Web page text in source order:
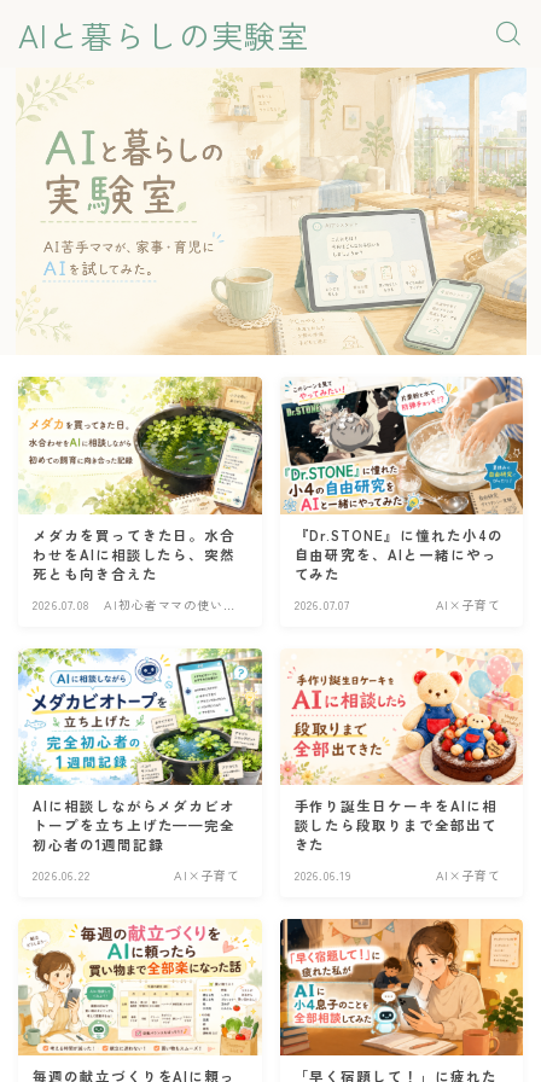
AIと暮らしの実験室
メダカを買ってきた日。水合
わせをAIに相談したら、突然
死とも向き合えた
2026.07.08
AI初心者ママの使い方
『Dr.STONE』に憧れた小4の
自由研究を、AIと一緒にやっ
てみた
2026.07.07 AI×子育て
AIに相談しながらメダカビオ
トープを立ち上げた——完全
初心者の1週間記録
2026.06.22 AI×子育て
手作り誕生日ケーキをAIに相
談したら段取りまで全部出て
きた
2026.06.19 AI×子育て
毎週の献立づくりをAIに頼っ 「早く宿題して！」に疲れた